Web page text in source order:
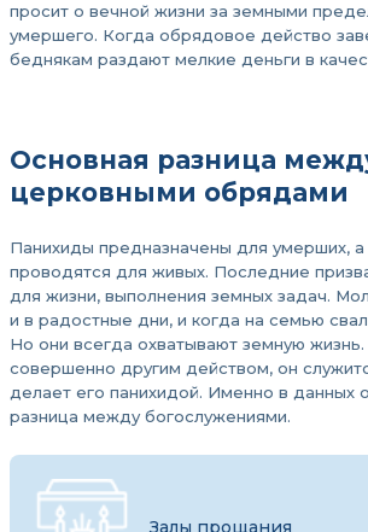
просит о вечной жизни за земными
умершего. Когда обрядовое действо
беднякам раздают мелкие деньги в
Основная разница
церковными обрядами
Панихиды предназначены для умерших,
проводятся для живых. Последние
для жизни, выполнения земных задач.
и в радостные дни, и когда на семью
Но они всегда охватывают земную
совершенно другим действом, он
делает его панихидой. Именно в данных
разница между богослужениями.
Залы прощания